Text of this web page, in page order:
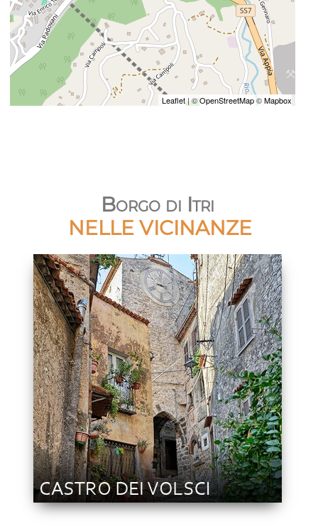
Leaflet| ©OpenStreetMap©Mapbox
Borgo di Itri
NELLE VICINANZE